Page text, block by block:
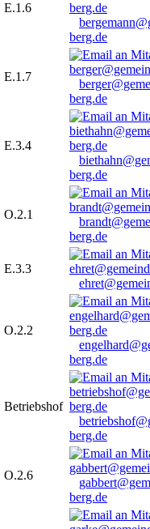
E.1.6
berg.de
E.1.7
berg.de
E.3.4
berg.de
O.2.1
berg.de
E.3.3
O.2.2
berg.de
Betriebshof
berg.de
O.2.6
berg.de